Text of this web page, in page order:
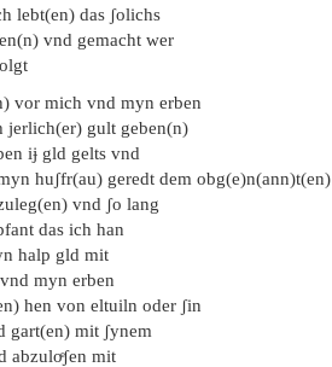
lebt(en) das ʃolichs
vnd gemacht wer
vor mich vnd myn erben
jerlich(er) gult geben(n)
iɉ gld gelts vnd
huʃfr(au) geredt dem obg(e)n(ann)t(en)
vnd ʃo lang
das ich han
halp gld mit
myn erben
hen von eltuiln oder ʃin
mit ʃynem
abzuloͤʃen mit